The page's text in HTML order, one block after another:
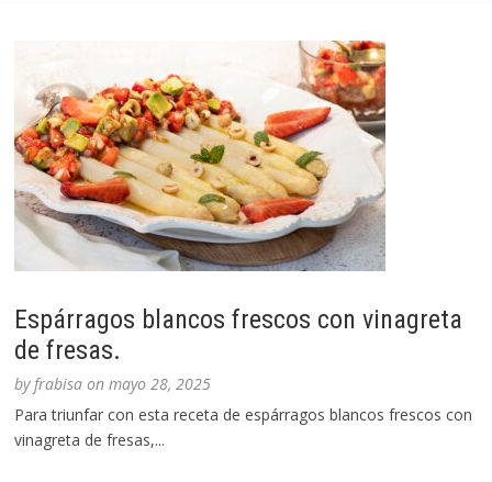
Espárragos blancos frescos con vinagreta
de fresas.
byfrabisa onmayo 28, 2025
Para triunfar con esta receta de espárragos blancos frescos con
vinagreta de fresas,...